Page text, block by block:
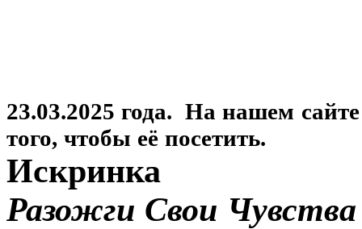
23.03.2025 года. На нашем
того, чтобы её посетить.
Искринка
Разожги Свои Чувства